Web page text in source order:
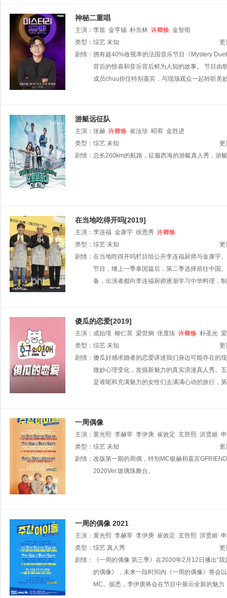
神秘二重唱
主演： 李笛 金亨锡 朴京林 许卿焕 金智雨
类型： 综艺 未知
更
剧情： 拥有超40%收视率的法国音乐节目《Mystery
背后的惊喜和音乐背后鲜为人知的故事。 节目由
成员chuu担任特别嘉宾，与现场观众一起聆听
游艇远征队
主演： 张赫 许卿焕 崔汝珍 昭宥 金胜进
类型： 综艺 未知
更
剧情： 总长260km的航路，征服西海的游艇真人秀，游
在当地吃得开吗[2019]
主演： 李连福 金康宇 徐恩秀 许卿焕
类型： 综艺 未知
更
剧情： 在当地吃得开吗栏目组公开李连福厨师与金康宇
节目，继上一季泰国篇后，第二季选择前往中国
备，出演者都向李连福厨师逐渐学习中华料理，
傻瓜的恋爱[2019]
主演： 成始璄 柳仁英 梁世炯 张度练 许卿焕 朴圣光
类型： 综艺 未知
更
剧情： 傻瓜好感求婚者的恋爱讲述我们身边可能存在的
微妙心理变化，发掘新魅力的真实浪漫真人秀。
是谁呢和充满魅力的女性们去满满心动的旅行，
一周偶像
主演： 黄光熙 李赫宰 李伊庚 崔效定 玄胜熙 洪贤姬
类型： 综艺 未知
更
剧情： 改版第一期的周偶，特别MC银赫和嘉宾
2020Ver.玻璃珠舞台。
一周的偶像 2021
主演： 黄光熙 李赫宰 李伊庚 崔效定 玄胜熙 洪贤姬
类型： 综艺 真人秀
更
剧情：
《一周的偶像 第三季》在2020年2月12日播出“
的偶像》，未来一段时间内《一周的偶像》将会
MC。据悉，李伊庚将会在节目中展示全新的魅力